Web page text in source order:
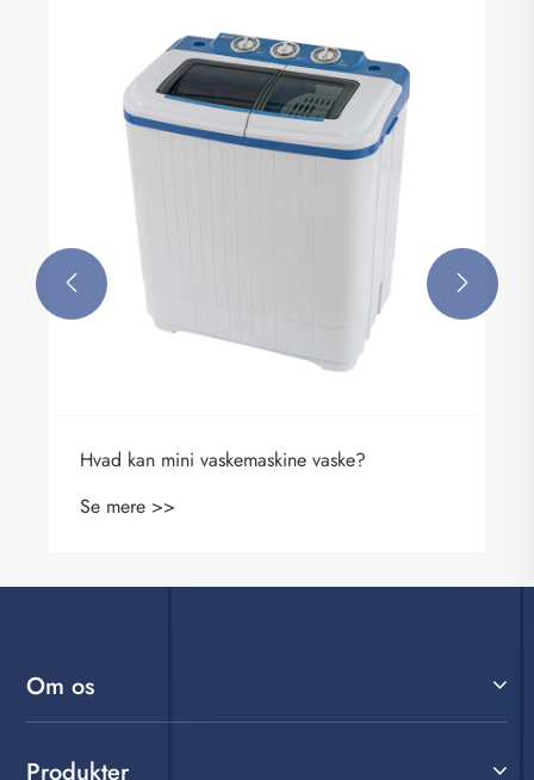
Funktioner af stående Air Conditioner Air
Cooling Fan
Se mere >>
 
Om os
Produkter